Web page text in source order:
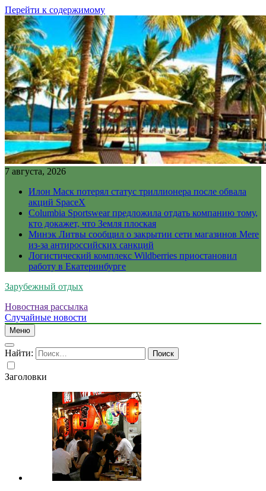
Перейти к содержимому
7 августа, 2026
Илон Маск потерял статус триллионера после обвала
акций SpaceX
Columbia Sportswear предложила отдать компанию тому,
кто докажет, что Земля плоская
Минэк Литвы сообщил о закрытии сети магазинов Mere
из-за антироссийских санкций
Логистический комплекс Wildberries приостановил
работу в Екатеринбурге
Зарубежный отдых
Новостная рассылка
Случайные новости
Меню
Найти:
Заголовки